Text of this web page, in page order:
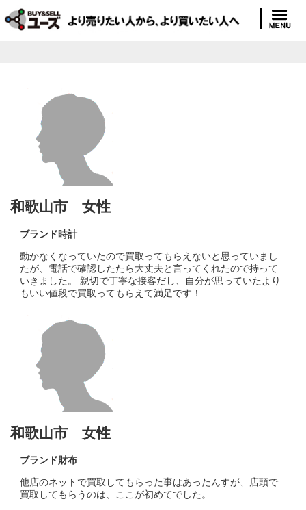
和歌山市 女性
ブランド時計
動かなくなっていたので買取ってもらえないと思っていまし
たが、電話で確認したたら大丈夫と言ってくれたので持って
いきました。 親切で丁寧な接客だし、自分が思っていたより
もいい値段で買取ってもらえて満足です！
和歌山市 女性
ブランド財布
他店のネットで買取してもらった事はあったんすが、店頭で
買取してもらうのは、ここが初めてでした。